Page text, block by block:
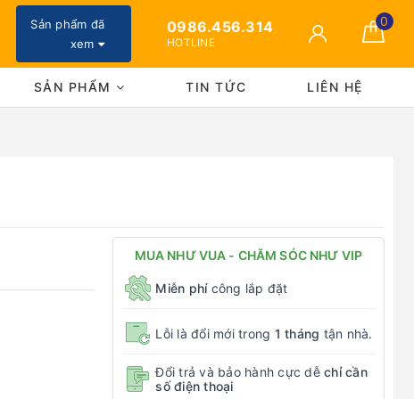
Sản phẩm đã
xem
0986.456.314
HOTLINE
0
SẢN PHẨM TIN TỨC LIÊN HỆ
MUA NHƯ VUA - CHĂM SÓC NHƯ VIP
Miễn phícông lắp đặt
Lỗi là đổi mới trong 1 tháng tận nhà.
Đổi trả và bảo hành cực dễ chỉ cần
số điện thoại